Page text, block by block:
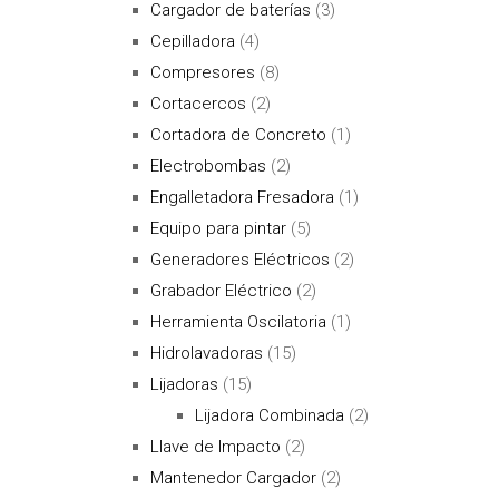
Cargador de baterías (3)
Cepilladora (4)
Compresores (8)
Cortacercos (2)
Cortadora de Concreto (1)
Electrobombas (2)
Engalletadora Fresadora (1)
Equipo para pintar (5)
Generadores Eléctricos (2)
Grabador Eléctrico (2)
Herramienta Oscilatoria (1)
Hidrolavadoras (15)
Lijadoras (15)
Lijadora Combinada (2)
Llave de Impacto (2)
Mantenedor Cargador (2)